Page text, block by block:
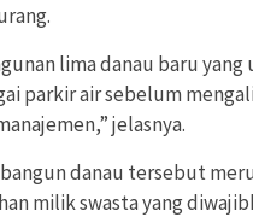
lima danau baru yang
parkir air sebelum
jelasnya.
danau tersebut
milik swasta yang